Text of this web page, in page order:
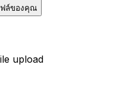
ฟล์ของคุณ
upload